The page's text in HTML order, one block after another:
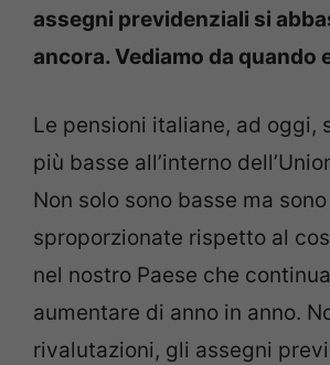
assegni previdenziali si
ancora. Vediamo da quando
Le pensioni italiane, ad oggi,
più basse all’interno
Non solo sono basse ma
sproporzionate rispetto al
nel nostro Paese che
aumentare di anno in anno.
rivalutazioni, gli assegni